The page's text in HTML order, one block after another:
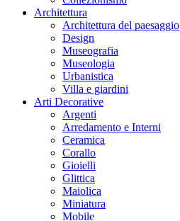
Architettura
Architettura del paesaggio
Design
Museografia
Museologia
Urbanistica
Villa e giardini
Arti Decorative
Argenti
Arredamento e Interni
Ceramica
Corallo
Gioielli
Glittica
Maiolica
Miniatura
Mobile